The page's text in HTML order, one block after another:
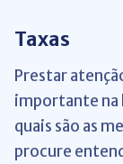
Taxas
Prestar
importante na
quais são as
procure